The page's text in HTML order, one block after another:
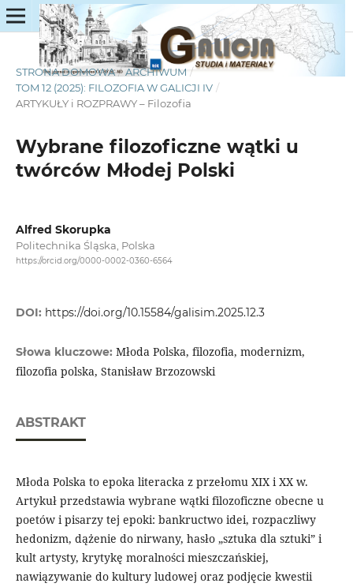
STRONA DOMOWA / ARCHIWUM /
TOM 12 (2025): FILOZOFIA W GALICJI IV /
ARTYKUŁY i ROZPRAWY – Filozofia
Wybrane filozoficzne wątki u
twórców Młodej Polski
Alfred Skorupka
Politechnika Śląska, Polska
https://orcid.org/0000-0002-0360-6564
DOI: https://doi.org/10.15584/galisim.2025.12.3
Słowa kluczowe: Młoda Polska, filozofia, modernizm,
filozofia polska, Stanisław Brzozowski
ABSTRAKT
Młoda Polska to epoka literacka z przełomu XIX i XX w.
Artykuł przedstawia wybrane wątki filozoficzne obecne u
poetów i pisarzy tej epoki: bankructwo idei, rozpaczliwy
hedonizm, dążenie do nirwany, hasło „sztuka dla sztuki” i
kult artysty, krytykę moralności mieszczańskiej,
nawiązywanie do kultury ludowej oraz podjęcie kwestii